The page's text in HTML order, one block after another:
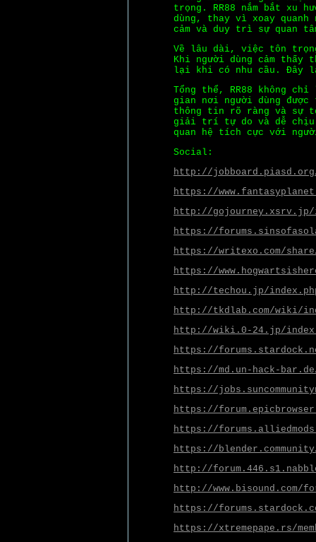
trọng. RR88 nắm bắt xu
dùng, thay vì xoay quanh
cảm và duy trì sự quan
Về lâu dài, việc tôn
Khi người dùng cảm thấy
lại khi có nhu cầu. Đây
Tổng thể, RR88 không
gian nơi người dùng
thông tin rõ ràng và sự
giải trí tự do và dễ chịu.
quan hệ tích cực với
Social:
http://
https://
http://gojourney.xsrv.jp/
https://
https://writexo.com/share/
https://
http://techou.jp/
http://tkdlab.com/wiki/
http://wiki.0-24.jp/
https://
https://md.un-hack-
https://
https://
https://
https://
http://
http://www.bisound.com/
https://
https://xtremepape.rs/